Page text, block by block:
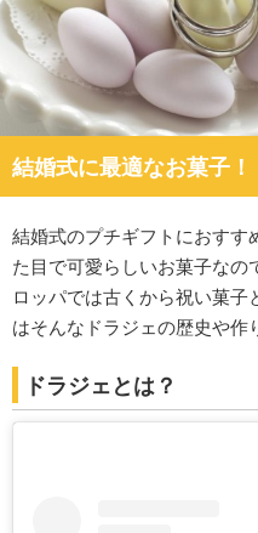
結婚式に最適なお菓子
結婚式のプチギフトにおすす
た目で可愛らしいお菓子なの
ロッパでは古くから祝い菓
はそんなドラジェの歴史や作
ドラジェとは？